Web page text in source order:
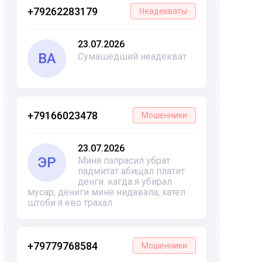
+79262283179 Неадекваты
ВА
23.07.2026
Сумашедший неадекват
+79166023478 Мошенники
ЭР
23.07.2026
Миня папрасил убрат
падмитат абищал платит
денги. кагда я убирал
мусар, дениги мине нидавала, хател
штоби я ево трахал
+79779768584 Мошенники